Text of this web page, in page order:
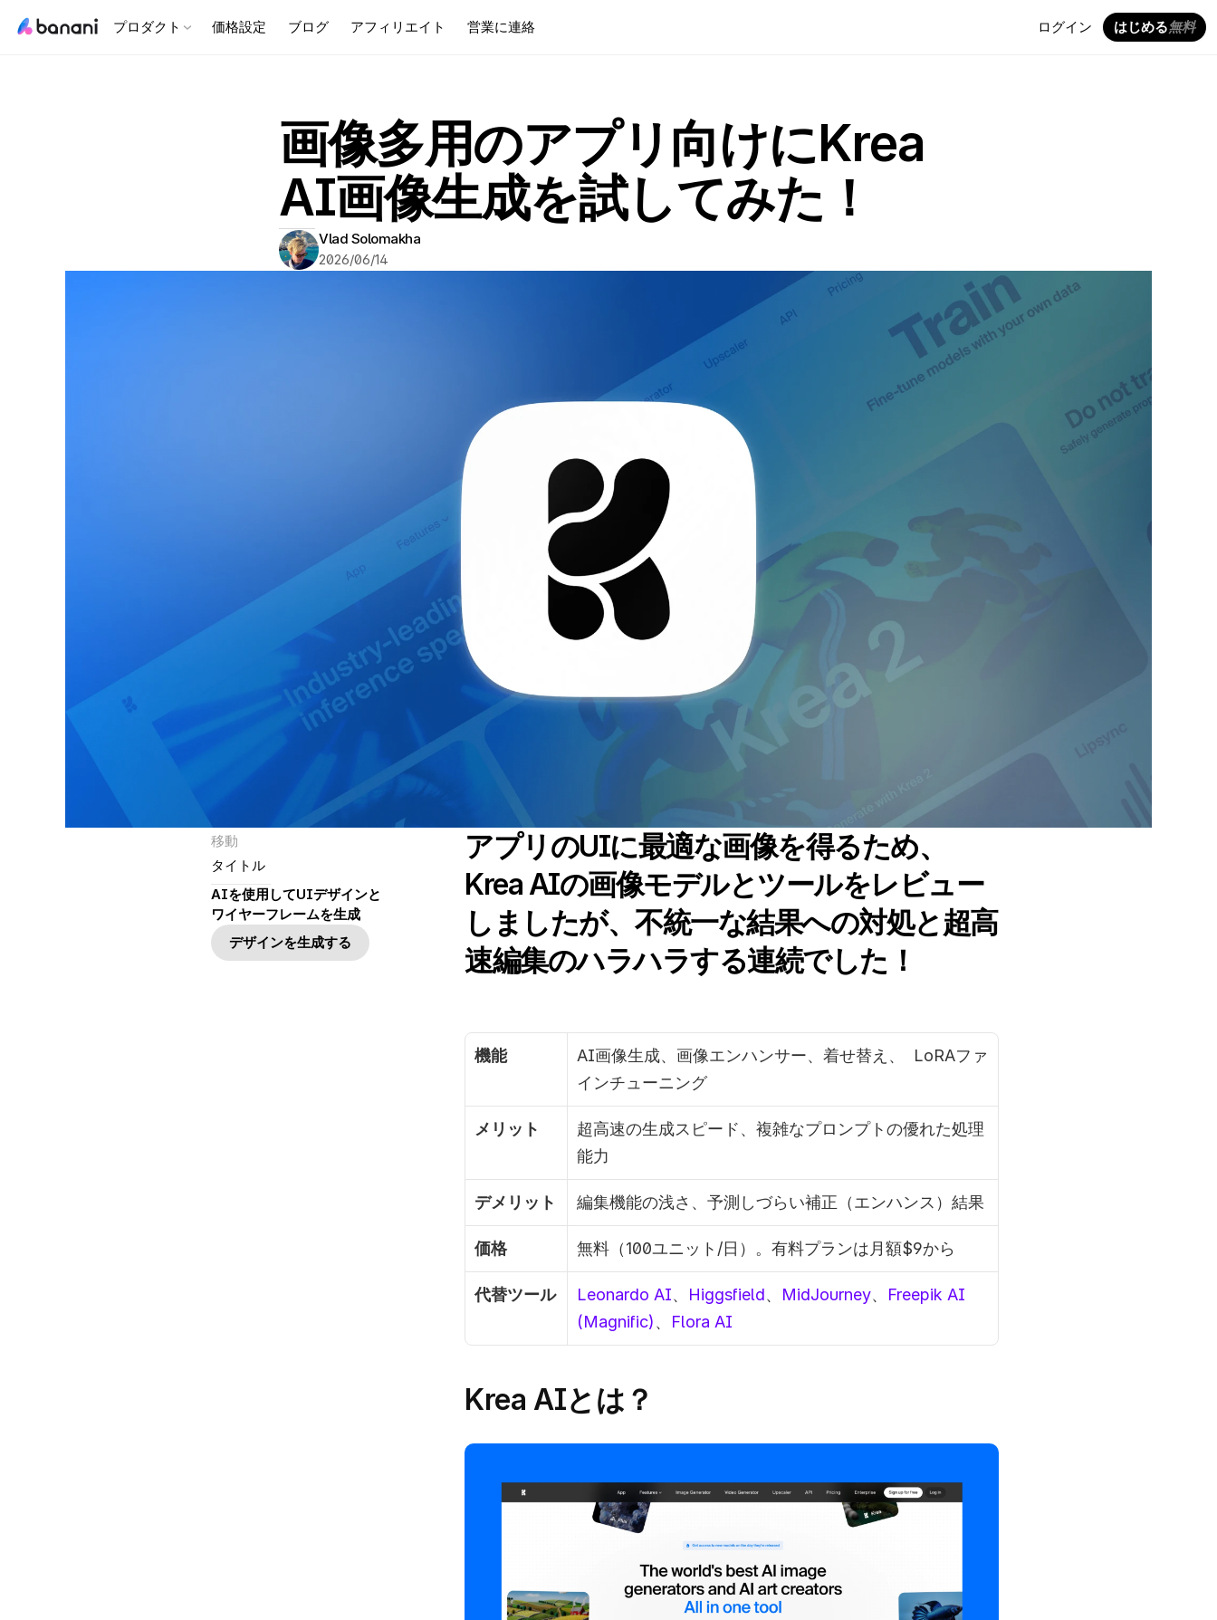
プロダクト 価格設定 ブログ アフィリエイト 営業に連絡 ログイン はじめる無料
画像多用のアプリ向けにKrea
AI画像生成を試してみた！
Vlad Solomakha
2026/06/14
移動
タイトル
AIを使用してUIデザインと
ワイヤーフレームを生成
デザインを生成する
アプリのUIに最適な画像を得るため、
Krea AIの画像モデルとツールをレビュー
しましたが、不統一な結果への対処と超高
速編集のハラハラする連続でした！
機能
AI画像生成、画像エンハンサー、着せ替え、  LoRAファ
インチューニング
メリット
超高速の生成スピード、複雑なプロンプトの優れた処理
能力
デメリット 編集機能の浅さ、予測しづらい補正（エンハンス）結果
価格 無料（100ユニット/日）。有料プランは月額$9から
代替ツール Leonardo AI、 Higgsfield、 MidJourney、 Freepik AI
(Magnific)、 Flora AI
Krea AIとは？